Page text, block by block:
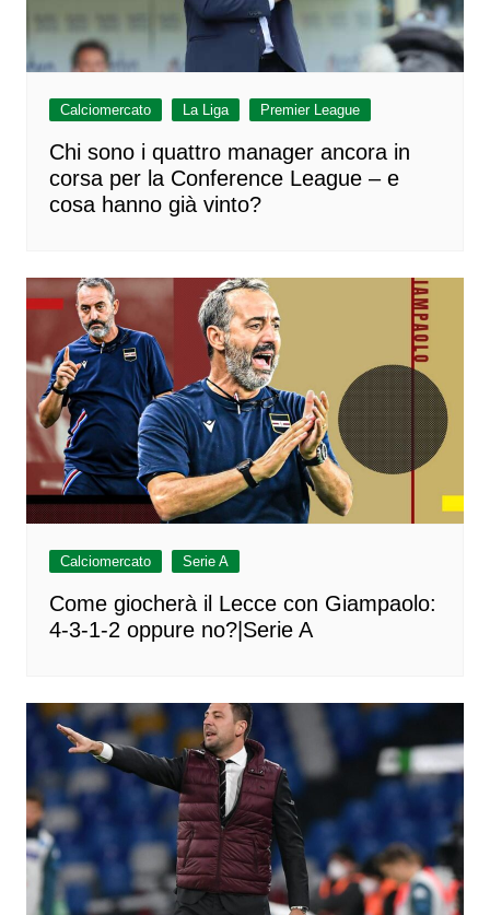
Calciomercato La Liga Premier League
Chi sono i quattro manager ancora in
corsa per la Conference League – e
cosa hanno già vinto?
Calciomercato Serie A
Come giocherà il Lecce con Giampaolo:
4-3-1-2 oppure no?|Serie A